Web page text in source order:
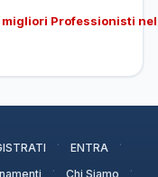
migliori Professionisti
· ENTRA ·
· Chi Siamo ·